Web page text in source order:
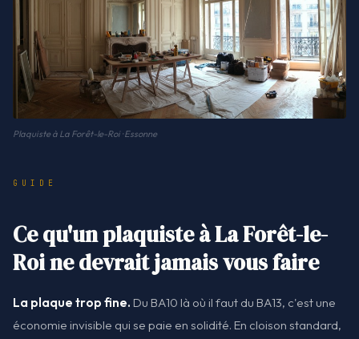
Plaquiste à La Forêt-le-Roi · Essonne
GUIDE
Ce qu'un plaquiste à La Forêt-le-
Roi ne devrait jamais vous faire
La plaque trop fine. Du BA10 là où il faut du BA13, c'est une
économie invisible qui se paie en solidité. En cloison standard,